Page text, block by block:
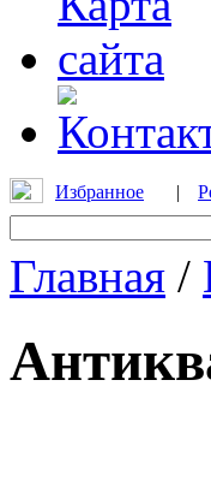
Избранное |
Главная /